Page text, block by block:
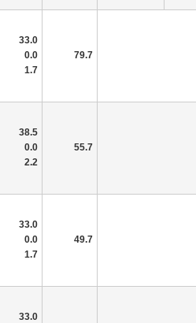
33.0
0.0
1.7
79.7
38.5
0.0
2.2
55.7
33.0
0.0
1.7
49.7
33.0